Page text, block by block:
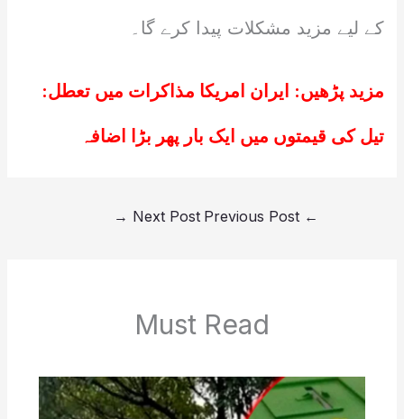
کے لیے مزید مشکلات پیدا کرے گا۔
مزید پڑھیں: ایران امریکا مذاکرات میں تعطل:
تیل کی قیمتوں میں ایک بار پھر بڑا اضافہ
←
Next Post
→
Must Read